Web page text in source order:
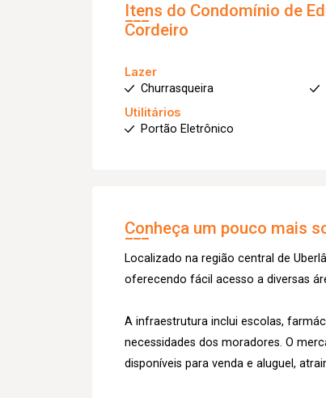
Itens do Condomínio de
Cordeiro
Lazer
Churrasqueira
Utilitários
Portão Eletrônico
Conheça um pouco mais
Localizado na região central de
oferecendo fácil acesso a diversas
A infraestrutura inclui escolas,
necessidades dos moradores. O
disponíveis para venda e aluguel,